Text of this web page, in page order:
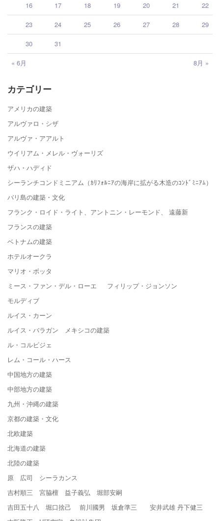
« 6月 8月 »
16 17 18 19 20 21 22
23 24 25 26 27 28 29
30 31
カテゴリー
アメリカの建築
アルヴァロ・シザ
アルヴァ・アアルト
ウイリアム・メレル・ヴォーリズ
ザハ・ハディド
シーランチコンドミニアム（ｶﾘﾌｫﾙﾆｱの海岸に拡がる木造のｺﾝﾄﾞﾐﾆｱﾑ）
バリ島の建築・文化
フランク・ロイド・ライト、アントニン・レーモンド、 遠藤新
フランスの建築
ベトナムの建築
ホテルオークラ
マリオ・ボッタ
ミース・ファン・デル・ローエ フィリップ・ジョンソン
モルディブ
ルイス・カーン
ルイス・バラガン メキシコの建築
ル・コルビジェ
レム・コール・ハース
中国地方の建築
中部地方の建築
九州・沖縄の建築
京都の建築・文化
北欧建築
北海道の建築
北陸の建築
原 広司 シーラカンス
吉村順三 宮脇檀 益子義弘 堀部安嗣
吉田五十八 堀口捨己 前川國男 坂倉準三 安井武雄 丹下健三